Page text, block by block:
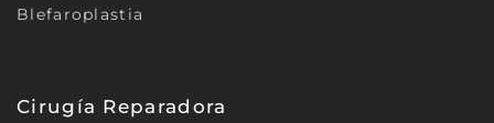
Blefaroplastia
Cirugía Reparadora